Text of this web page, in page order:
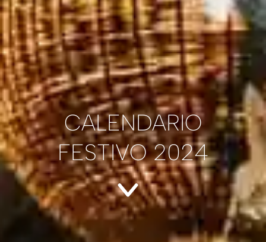
CALENDARIO
FESTIVO 2024